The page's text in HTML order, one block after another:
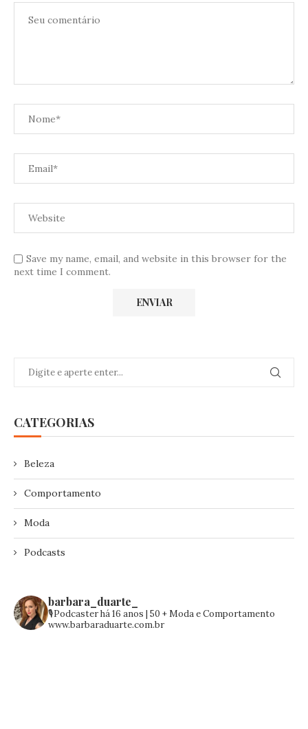
Save my name, email, and website in this browser for the
next time I comment.
CATEGORIAS
Beleza
Comportamento
Moda
Podcasts
barbara_duarte_
🎙️Podcaster há 16 anos | 50 +Moda e Comportamento
www.barbaraduarte.com.br